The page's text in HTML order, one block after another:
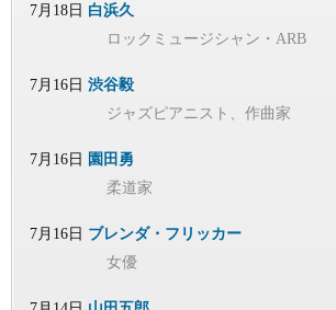
7月18日 白浜久
ロックミュージシャン・ARB
7月16日 渋谷毅
ジャズピアニスト、作曲家
7月16日 園田勇
柔道家
7月16日 ブレンダ・フリッカー
女優